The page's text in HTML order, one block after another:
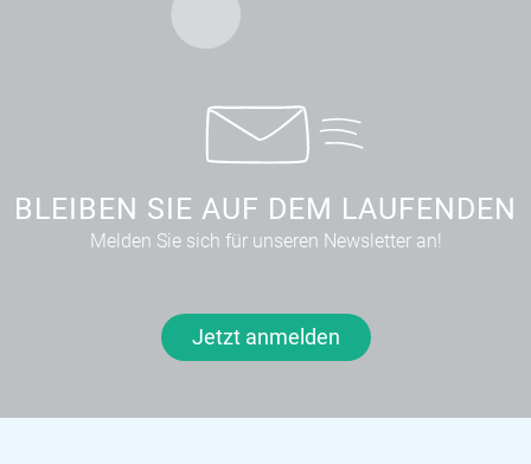
BLEIBEN SIE AUF DEM LAUFENDEN
Melden Sie sich für unseren Newsletter an!
Jetzt anmelden